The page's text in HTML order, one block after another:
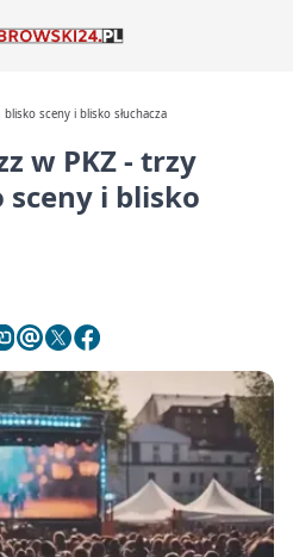
sceny i blisko słuchacza
w PKZ - trzy
i blisko